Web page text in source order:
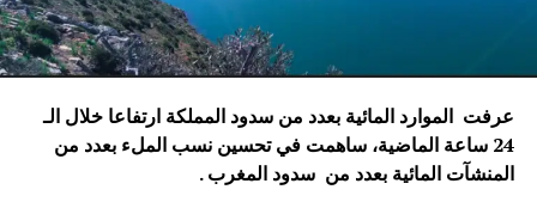
عرفت الموارد المائية بعدد من سدود المملكة ارتفاعا خلال الـ
24 ساعة الماضية، ساهمت في تحسين نسب الملء بعدد من
المنشآت المائية بعدد من سدود المغرب .